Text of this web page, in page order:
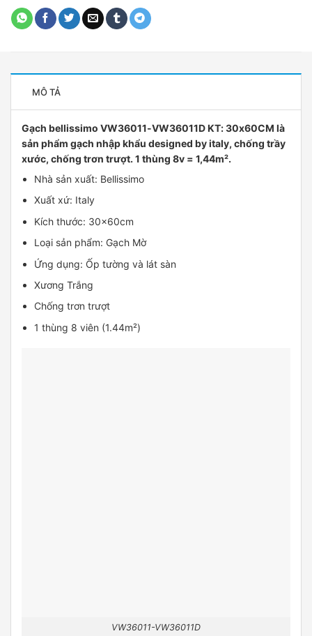
MÔ TẢ
Gạch bellissimo VW36011-VW36011D KT: 30x60CM là
sản phẩm gạch nhập khẩu designed by italy, chống trầy
xước, chống trơn trượt. 1 thùng 8v = 1,44m².
Nhà sản xuất: Bellissimo
Xuất xứ: Italy
Kích thước: 30x60cm
Loại sản phẩm: Gạch Mờ
Ứng dụng: Ốp tường và lát sàn
Xương Trắng
Chống trơn trượt
1 thùng 8 viên (1.44m²)
VW36011-VW36011D